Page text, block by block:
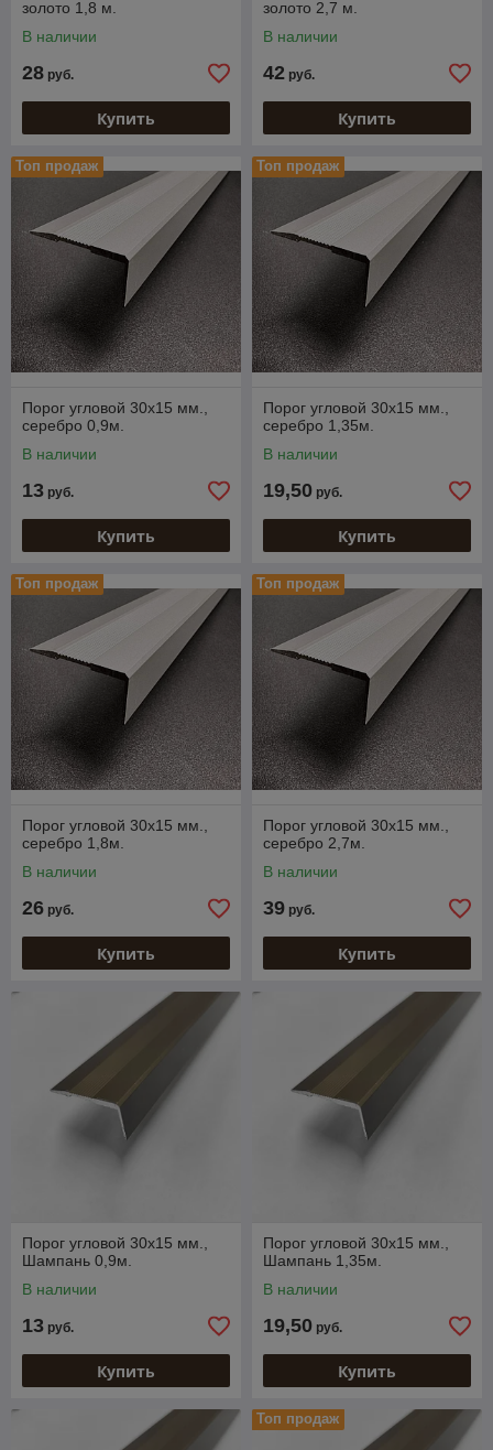
золото 1,8 м.
В наличии
28 руб.
Купить
золото 2,7 м.
В наличии
42 руб.
Купить
Топ продаж
Порог угловой 30х15 мм.,
серебро 0,9м.
В наличии
13 руб.
Купить
Топ продаж
Порог угловой 30х15 мм.,
серебро 1,35м.
В наличии
19,50 руб.
Купить
Топ продаж
Порог угловой 30х15 мм.,
серебро 1,8м.
В наличии
26 руб.
Купить
Топ продаж
Порог угловой 30х15 мм.,
серебро 2,7м.
В наличии
39 руб.
Купить
Порог угловой 30х15 мм.,
Шампань 0,9м.
В наличии
13 руб.
Купить
Порог угловой 30х15 мм.,
Шампань 1,35м.
В наличии
19,50 руб.
Купить
Топ продаж